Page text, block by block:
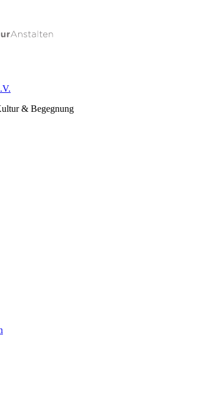
& Begegnung